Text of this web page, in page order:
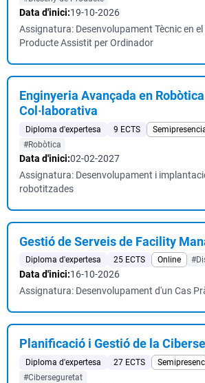
Data d'inici:19-10-2026
Assignatura: Desenvolupament Tècnic en el
Producte Assistit per Ordinador
Enginyeria Avançada en
Col·laborativa
Diploma d'expertesa 9 ECTS
#Robòtica
Data d'inici:02-02-2027
Assignatura: Desenvolupament i
robotitzades
Gestió de Serveis de Facility
Diploma d'expertesa 25 ECTS Online
Data d'inici:16-10-2026
Assignatura: Desenvolupament d'un Cas
Planificació i Gestió de la
Diploma d'expertesa 27 ECTS
#Ciberseguretat